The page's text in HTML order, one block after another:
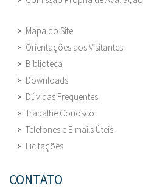
Mapa do Site
Orientações aos Visitantes
Biblioteca
Downloads
Dúvidas Frequentes
Trabalhe Conosco
Telefones e E-mails Úteis
Licitações
CONTATO